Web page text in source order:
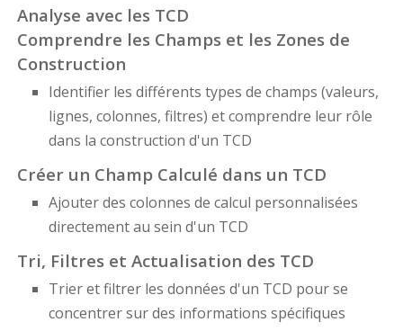
Analyse avec les TCD
Comprendre les Champs et les Zones de
Construction
Identifier les différents types de champs (valeurs,
lignes, colonnes, filtres) et comprendre leur rôle
dans la construction d'un TCD
Créer un Champ Calculé dans un TCD
Ajouter des colonnes de calcul personnalisées
directement au sein d'un TCD
Tri, Filtres et Actualisation des TCD
Trier et filtrer les données d'un TCD pour se
concentrer sur des informations spécifiques